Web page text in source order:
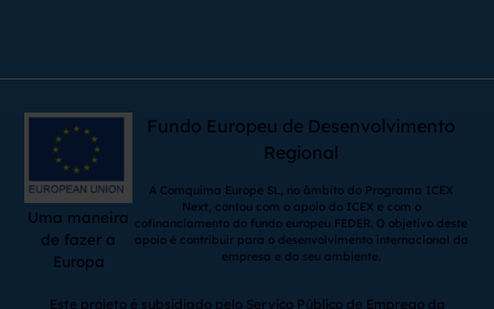
Uma maneira
de fazer a
Europa
Fundo Europeu de Desenvolvimento
Regional
A Comquima Europe SL, no âmbito do Programa ICEX
Next, contou com o apoio do ICEX e com o
cofinanciamento do fundo europeu FEDER. O objetivo deste
apoio é contribuir para o desenvolvimento internacional da
empresa e do seu ambiente.
Este projeto é subsidiado pelo Serviço Público de Emprego da